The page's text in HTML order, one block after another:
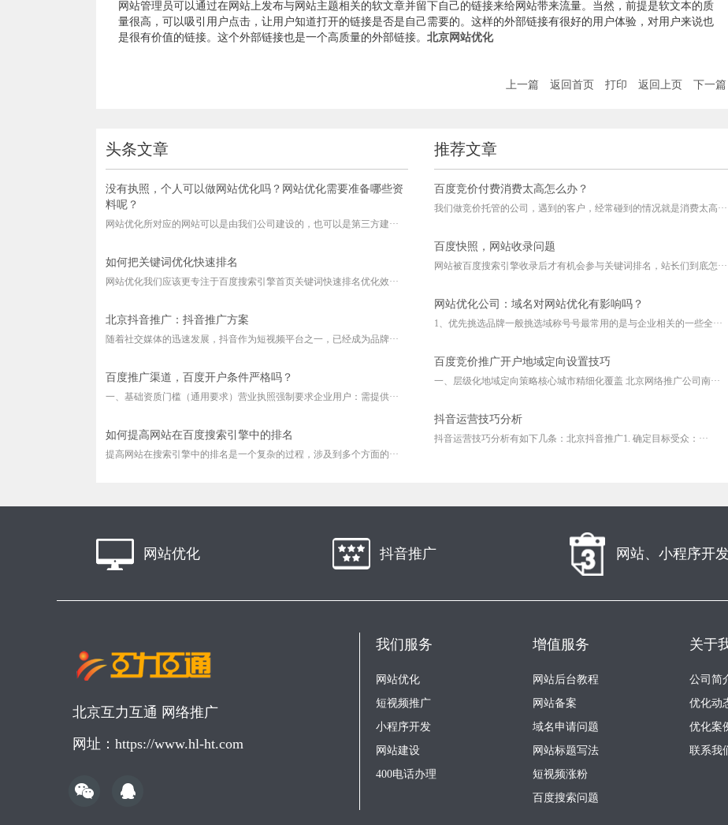
网站管理员可以通过在网站上发布与网站主题相关的软文章并留下自己的链接来给网站带来流量。当然，前提是软文本的质
量很高，可以吸引用户点击，让用户知道打开的链接是否是自己需要的。这样的外部链接有很好的用户体验，对用户来说也
是很有价值的链接。这个外部链接也是一个高质量的外部链接。 北京网站优化
上一篇 返回首页 打印 返回上页 下一篇
头条文章
没有执照，个人可以做网站优化吗？网站优化需要准备哪些资
料呢？
网站优化所对应的网站可以是由我们公司建设的，也可以是第三方建···
如何把关键词优化快速排名
网站优化我们应该更专注于百度搜索引擎首页关键词快速排名优化效···
北京抖音推广：抖音推广方案
随着社交媒体的迅速发展，抖音作为短视频平台之一，已经成为品牌···
百度推广渠道，百度开户条件严格吗？
一、基础资质门槛（通用要求）营业执照强制要求企业用户：需提供···
如何提高网站在百度搜索引擎中的排名
提高网站在搜索引擎中的排名是一个复杂的过程，涉及到多个方面的···
推荐文章
百度竞价付费消费太高怎么办？
我们做竞价托管的公司，遇到的客户，经常碰到的情况就是消费太高···
百度快照，网站收录问题
网站被百度搜索引擎收录后才有机会参与关键词排名，站长们到底怎···
网站优化公司：域名对网站优化有影响吗？
1、优先挑选品牌一般挑选域称号号最常用的是与企业相关的一些全···
百度竞价推广开户地域定向设置技巧
一、层级化地域定向策略核心城市精细化覆盖 北京网络推广公司南···
抖音运营技巧分析
抖音运营技巧分析有如下几条：北京抖音推广1. 确定目标受众：···
网站优化 抖音推广 网站、小程序开
北京互力互通 网络推广
网址：https://www.hl-ht.com
我们服务
网站优化
短视频推广
小程序开发
网站建设
400电话办理
增值服务
网站后台教程
网站备案
域名申请问题
网站标题写法
短视频涨粉
百度搜索问题
关于
公司简
优化动
优化案
联系我